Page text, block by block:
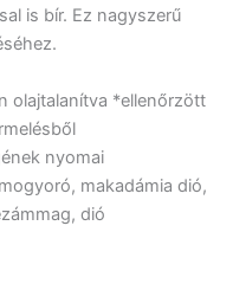
is bír. Ez nagyszerű
olajtalanítva *ellenőrzött
nyomai
makadámia dió,
dió